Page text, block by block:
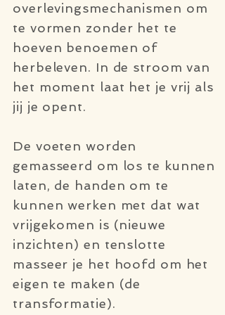
overlevingsmechanismen om
te vormen zonder het te
hoeven benoemen of
herbeleven. In de stroom van
het moment laat het je vrij als
jij je opent.
De voeten worden
gemasseerd om los te kunnen
laten, de handen om te
kunnen werken met dat wat
vrijgekomen is (nieuwe
inzichten) en tenslotte
masseer je het hoofd om het
eigen te maken (de
transformatie).